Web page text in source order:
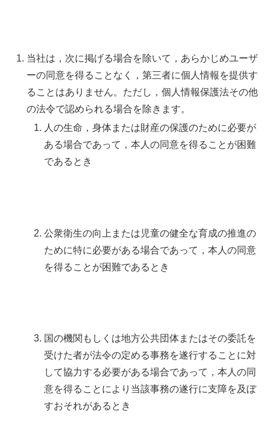
当社は，次に掲げる場合を除いて，あらかじめユーザ
ーの同意を得ることなく，第三者に個人情報を提供す
ることはありません。ただし，個人情報保護法その他
の法令で認められる場合を除きます。
人の生命，身体または財産の保護のために必要が
ある場合であって，本人の同意を得ることが困難
であるとき
公衆衛生の向上または児童の健全な育成の推進の
ために特に必要がある場合であって，本人の同意
を得ることが困難であるとき
国の機関もしくは地方公共団体またはその委託を
受けた者が法令の定める事務を遂行することに対
して協力する必要がある場合であって，本人の同
意を得ることにより当該事務の遂行に支障を及ぼ
すおそれがあるとき